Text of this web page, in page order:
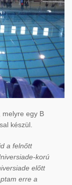
melyre egy B
készül.
a felnőtt
korú
előtt
erre a